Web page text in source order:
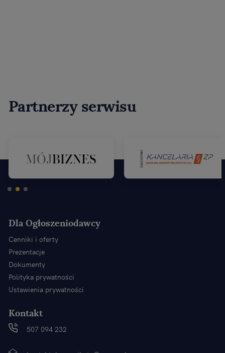
Partnerzy serwisu
Dla Ogłoszeniodawcy
Cenniki i oferty
Prezentacje
Dokumenty
Polityka prywatności
Ustawienia prywatności
Kontakt
507 094 232